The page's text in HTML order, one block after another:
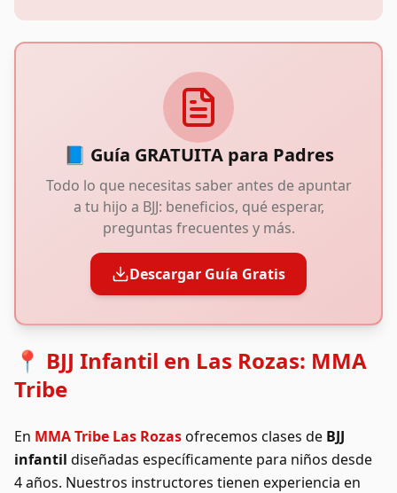
📘 Guía GRATUITA para Padres
Todo lo que necesitas saber antes de apuntar
a tu hijo a BJJ: beneficios, qué esperar,
preguntas frecuentes y más.
Descargar Guía Gratis
📍 BJJ Infantil en Las Rozas: MMA
Tribe
En MMA Tribe Las Rozasofrecemos clases de BJJ
infantil diseñadas específicamente para niños desde
4 años. Nuestros instructores tienen experiencia en